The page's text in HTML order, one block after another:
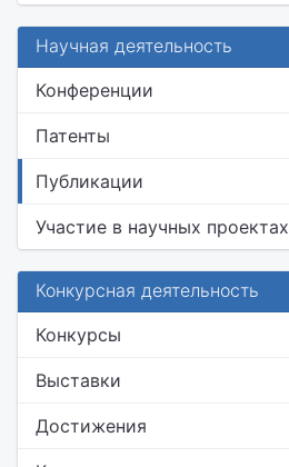
Научная деятельность
Конференции
Патенты
Публикации
Участие в научных проектах
Конкурсная деятельность
Конкурсы
Выставки
Достижения